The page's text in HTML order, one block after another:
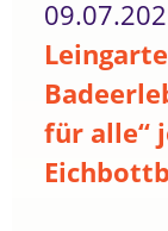
für alle“